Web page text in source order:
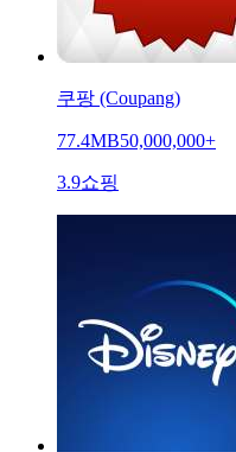
쿠팡 (Coupang)
77.4MB50,000,000+
3.9쇼핑